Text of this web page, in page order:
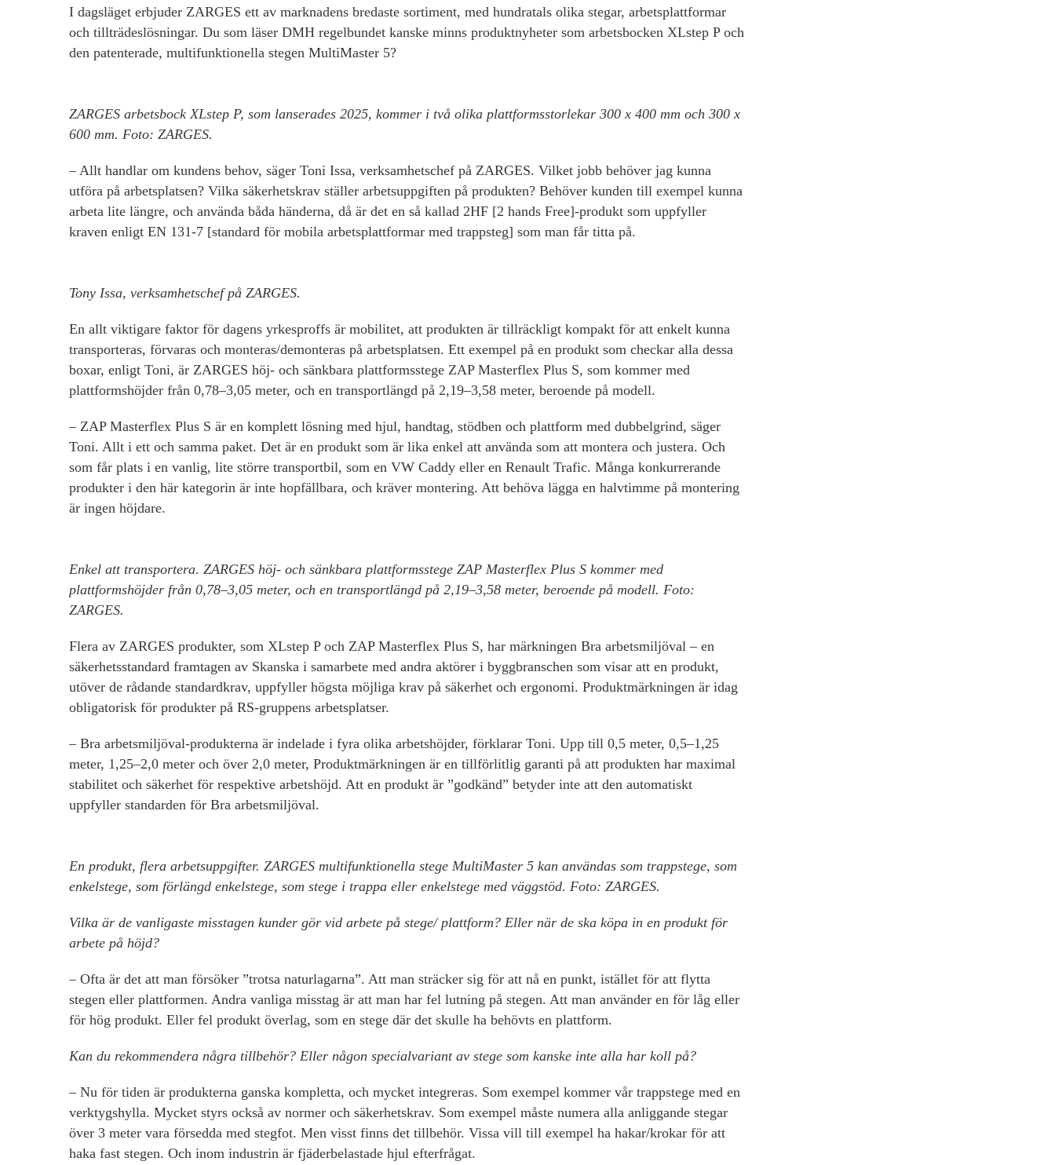
I dagsläget erbjuder ZARGES ett av marknadens bredaste sortiment, med hundratals olika stegar, arbetsplattformar
och tillträdeslösningar. Du som läser DMH regelbundet kanske minns produktnyheter som arbetsbocken XLstep P och
den patenterade, multifunktionella stegen MultiMaster 5?
ZARGES arbetsbock XLstep P, som lanserades 2025, kommer i två olika plattformsstorlekar 300 x 400 mm och 300 x
600 mm. Foto: ZARGES.
– Allt handlar om kundens behov, säger Toni Issa, verksamhetschef på ZARGES. Vilket jobb behöver jag kunna
utföra på arbetsplatsen? Vilka säkerhetskrav ställer arbetsuppgiften på produkten? Behöver kunden till exempel kunna
arbeta lite längre, och använda båda händerna, då är det en så kallad 2HF [2 hands Free]-produkt som uppfyller
kraven enligt EN 131-7 [standard för mobila arbetsplattformar med trappsteg] som man får titta på.
Tony Issa, verksamhetschef på ZARGES.
En allt viktigare faktor för dagens yrkesproffs är mobilitet, att produkten är tillräckligt kompakt för att enkelt kunna
transporteras, förvaras och monteras/demonteras på arbetsplatsen. Ett exempel på en produkt som checkar alla dessa
boxar, enligt Toni, är ZARGES höj- och sänkbara plattformsstege ZAP Masterflex Plus S, som kommer med
plattformshöjder från 0,78–3,05 meter, och en transportlängd på 2,19–3,58 meter, beroende på modell.
– ZAP Masterflex Plus S är en komplett lösning med hjul, handtag, stödben och plattform med dubbelgrind, säger
Toni. Allt i ett och samma paket. Det är en produkt som är lika enkel att använda som att montera och justera. Och
som får plats i en vanlig, lite större transportbil, som en VW Caddy eller en Renault Trafic. Många konkurrerande
produkter i den här kategorin är inte hopfällbara, och kräver montering. Att behöva lägga en halvtimme på montering
är ingen höjdare.
Enkel att transportera. ZARGES höj- och sänkbara plattformsstege ZAP Masterflex Plus S kommer med
plattformshöjder från 0,78–3,05 meter, och en transportlängd på 2,19–3,58 meter, beroende på modell. Foto:
ZARGES.
Flera av ZARGES produkter, som XLstep P och ZAP Masterflex Plus S, har märkningen Bra arbetsmiljöval – en
säkerhetsstandard framtagen av Skanska i samarbete med andra aktörer i byggbranschen som visar att en produkt,
utöver de rådande standardkrav, uppfyller högsta möjliga krav på säkerhet och ergonomi. Produktmärkningen är idag
obligatorisk för produkter på RS-gruppens arbetsplatser.
– Bra arbetsmiljöval-produkterna är indelade i fyra olika arbetshöjder, förklarar Toni. Upp till 0,5 meter, 0,5–1,25
meter, 1,25–2,0 meter och över 2,0 meter, Produktmärkningen är en tillförlitlig garanti på att produkten har maximal
stabilitet och säkerhet för respektive arbetshöjd. Att en produkt är ”godkänd” betyder inte att den automatiskt
uppfyller standarden för Bra arbetsmiljöval.
En produkt, flera arbetsuppgifter. ZARGES multifunktionella stege MultiMaster 5 kan användas som trappstege, som
enkelstege, som förlängd enkelstege, som stege i trappa eller enkelstege med väggstöd. Foto: ZARGES.
Vilka är de vanligaste misstagen kunder gör vid arbete på stege/ plattform? Eller när de ska köpa in en produkt för
arbete på höjd?
– Ofta är det att man försöker ”trotsa naturlagarna”. Att man sträcker sig för att nå en punkt, istället för att flytta
stegen eller plattformen. Andra vanliga misstag är att man har fel lutning på stegen. Att man använder en för låg eller
för hög produkt. Eller fel produkt överlag, som en stege där det skulle ha behövts en plattform.
Kan du rekommendera några tillbehör? Eller någon specialvariant av stege som kanske inte alla har koll på?
– Nu för tiden är produkterna ganska kompletta, och mycket integreras. Som exempel kommer vår trappstege med en
verktygshylla. Mycket styrs också av normer och säkerhetskrav. Som exempel måste numera alla anliggande stegar
över 3 meter vara försedda med stegfot. Men visst finns det tillbehör. Vissa vill till exempel ha hakar/krokar för att
haka fast stegen. Och inom industrin är fjäderbelastade hjul efterfrågat.